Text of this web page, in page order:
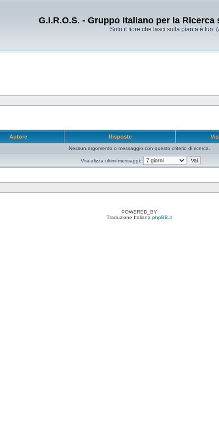
G.I.R.O.S. - Gruppo Italiano per la
Solo il fiore che lasci sulla pianta è tuo.
Autore Risposte
Nessun argomento o messaggio con questo criterio di ricerca.
Visualizza ultimi messaggi:
POWERED_BY
Traduzione Italiana phpBB.it